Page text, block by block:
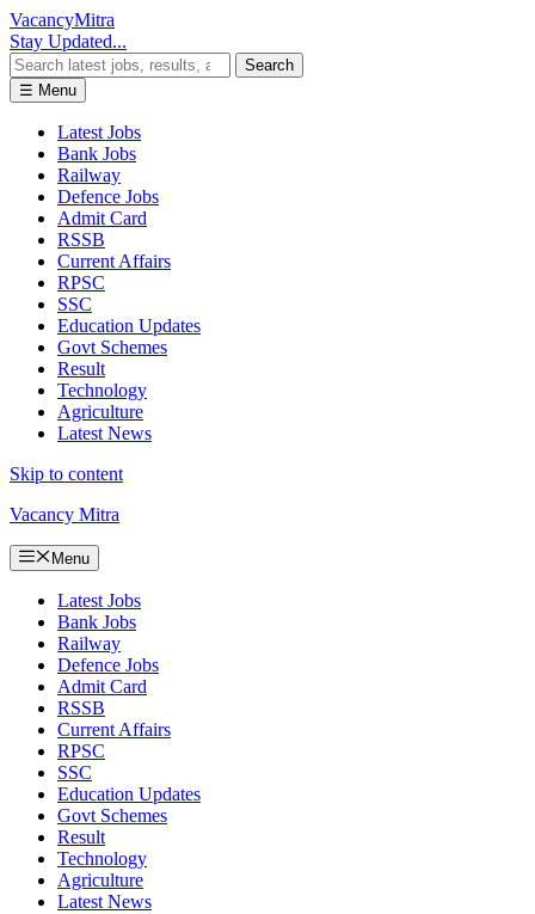
VacancyMitra
Stay Updated...
Search
☰ Menu
Latest Jobs
Bank Jobs
Railway
Defence Jobs
Admit Card
RSSB
Current Affairs
RPSC
SSC
Education Updates
Govt Schemes
Result
Technology
Agriculture
Latest News
Skip to content
Vacancy Mitra
Menu
Latest Jobs
Bank Jobs
Railway
Defence Jobs
Admit Card
RSSB
Current Affairs
RPSC
SSC
Education Updates
Govt Schemes
Result
Technology
Agriculture
Latest News